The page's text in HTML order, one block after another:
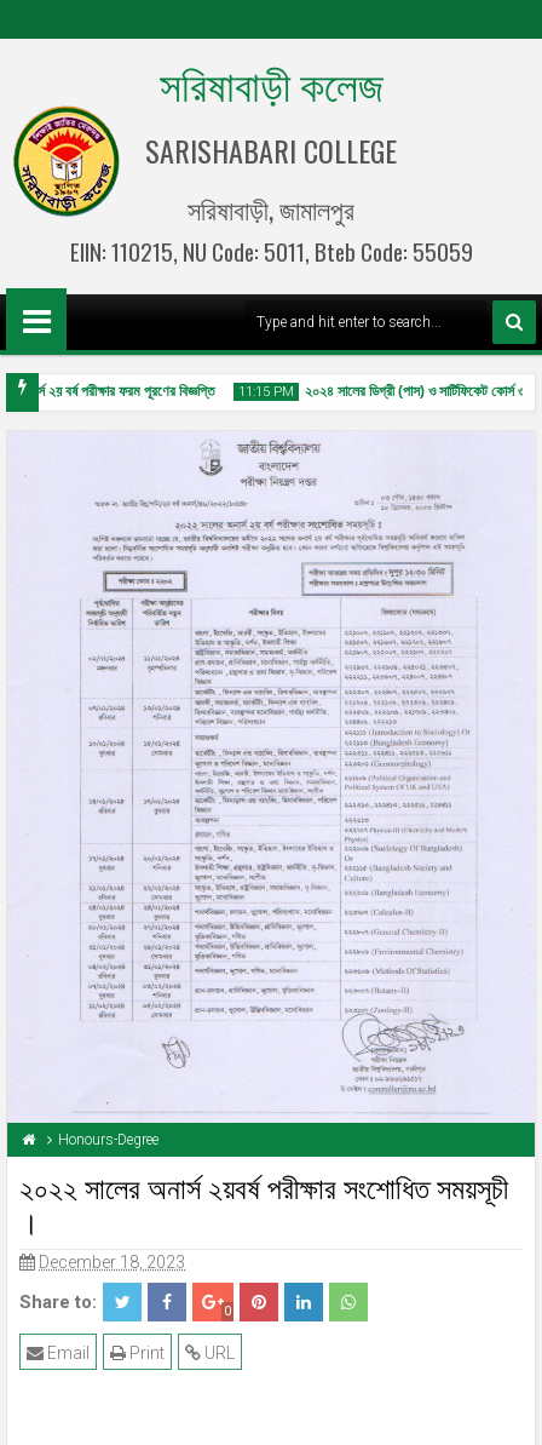
সরিষাবাড়ী কলেজ
SARISHABARI COLLEGE
সরিষাবাড়ী, জামালপুর
EIIN: 110215, NU Code: 5011, Bteb Code: 55059
২য় বর্ষ পরীক্ষার ফরম পূরণের বিজ্ঞপ্তি 11:15 PM
18 May
২০২৪ সালের ডিগ্রী (পাস) ও সার্টিফিকেট কোর্স ৩য় বর্ষ
Honours-Degree
২০২২ সালের অনার্স ২য়বর্ষ পরীক্ষার সংশোধিত সময়সূচী
।
December 18, 2023
Share to: 0
URL
Print
Email